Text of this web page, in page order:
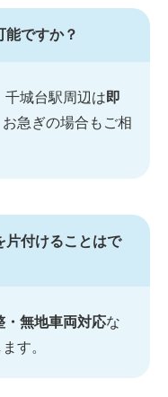
能ですか？
千城台駅周辺は 即
急ぎの場合もご相
片付けることはで
・無地車両対応な
す。